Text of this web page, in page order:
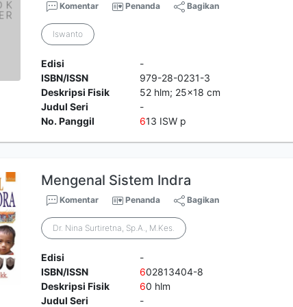
Komentar Penanda Bagikan
Iswanto
Edisi
-
ISBN/ISSN
979-28-0231-3
Deskripsi Fisik
52 hlm; 25x18 cm
Judul Seri
-
No. Panggil
613 ISW p
Mengenal Sistem Indra
Komentar Penanda Bagikan
Dr. Nina Surtiretna, Sp.A., M.Kes.
Edisi
-
ISBN/ISSN
602813404-8
Deskripsi Fisik
60 hlm
Judul Seri
-